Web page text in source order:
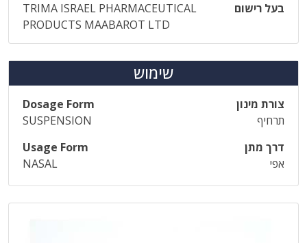
בעל רישום
TRIMA ISRAEL PHARMACEUTICAL
PRODUCTS MAABAROT LTD
שימוש
צורת מינון
Dosage Form
תרחיף
SUSPENSION
דרך מתן
Usage Form
אפי
NASAL